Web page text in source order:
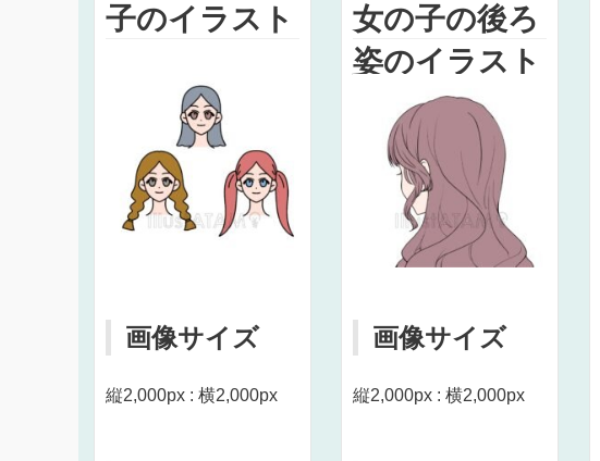
子のイラスト
画像サイズ
縦2,000px : 横2,000px
女の子の後ろ
姿のイラスト
画像サイズ
縦2,000px : 横2,000px